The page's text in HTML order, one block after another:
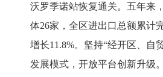
沃罗季诺站恢复通关。 五年来
体26家，全区进出口总额累计
增长11.8%。 坚持“经开区、自
发展模式， 开放平台创新升级